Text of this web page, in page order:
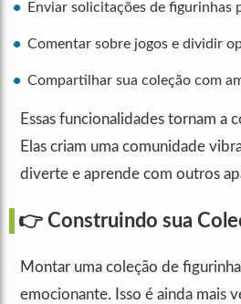
Enviar solicitações de figurinhas
Comentar sobre jogos e dividir
Compartilhar sua coleção com
Essas funcionalidades tornam a
Elas criam uma comunidade
diverte e aprende com outros
👉 Construindo sua
Montar uma coleção de
emocionante. Isso é ainda mais